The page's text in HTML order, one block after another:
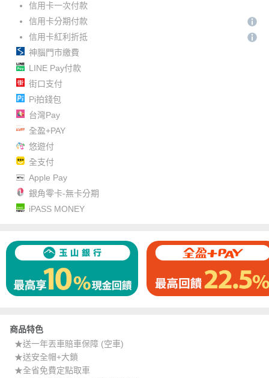
信用卡一次付款
信用卡分期付款
信用卡紅利折抵
神腦門市繳費
LINE Pay付款
街口支付
Pi拍錢包
台灣Pay
全盈+PAY
悠遊付
全支付
Apple Pay
銀角零卡-無卡分期
iPASS MONEY
商品特色
★送一年丟車賠車保障 (空車)
★送安全帽+大鎖
★全省免費定點取車